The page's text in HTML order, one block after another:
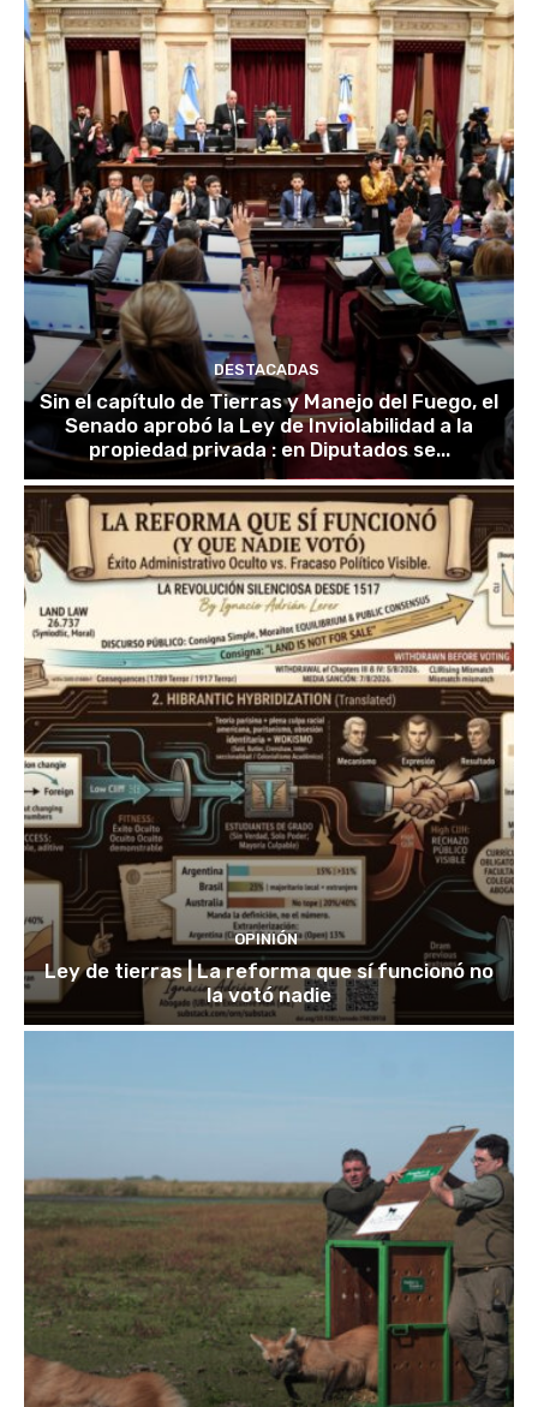
DESTACADAS
Sin el capítulo de Tierras y Manejo del Fuego, el
Senado aprobó la Ley de Inviolabilidad a la
propiedad privada : en Diputados se...
OPINIÓN
Ley de tierras | La reforma que sí funcionó no
la votó nadie